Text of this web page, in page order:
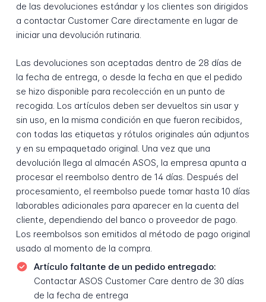
de las devoluciones estándar y los clientes son dirigidos
a contactar Customer Care directamente en lugar de
iniciar una devolución rutinaria.
Las devoluciones son aceptadas dentro de 28 días de
la fecha de entrega, o desde la fecha en que el pedido
se hizo disponible para recolección en un punto de
recogida. Los artículos deben ser devueltos sin usar y
sin uso, en la misma condición en que fueron recibidos,
con todas las etiquetas y rótulos originales aún adjuntos
y en su empaquetado original. Una vez que una
devolución llega al almacén ASOS, la empresa apunta a
procesar el reembolso dentro de 14 días. Después del
procesamiento, el reembolso puede tomar hasta 10 días
laborables adicionales para aparecer en la cuenta del
cliente, dependiendo del banco o proveedor de pago.
Los reembolsos son emitidos al método de pago original
usado al momento de la compra.
Artículo faltante de un pedido entregado:
Contactar ASOS Customer Care dentro de 30 días
de la fecha de entrega